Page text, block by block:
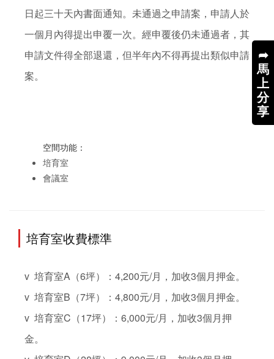
➦
馬
上
分
享
日起三十天內書面通知。未通過之申請案，申請人於
一個月內得提出申覆一次。經申覆後仍未通過者，其
申請文件得全部退還，但半年內不得再提出類似申請
案。
空間功能：
培育室
會議室
培育室收費標準
v  培育室A（6坪）：4,200元/月，加收3個月押金。
v  培育室B（7坪）：4,800元/月，加收3個月押金。
v  培育室C（17坪）：6,000元/月，加收3個月押
金。